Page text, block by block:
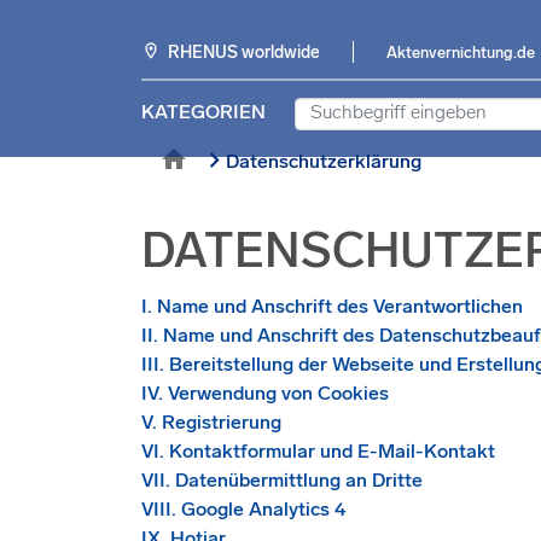
location_on RHENUS worldwide Aktenvernichtung.de
KATEGORIEN
home chevron_rightDatenschutzerklärung
I. Name und Anschrift des Verantwortlichen
II. Name und Anschrift des
III. Bereitstellung der Webseite und
IV. Verwendung von Cookies
V. Registrierung
VI. Kontaktformular und E-Mail-Kontakt
VII. Datenübermittlung an Dritte
VIII. Google Analytics 4